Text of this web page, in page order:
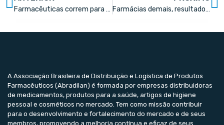
Farmacêuticas correm para criar suas próprias IAs generativas Farmácias demais, resultados de menos? Como a tecnologia pode virar o jogo
A Associação Brasileira de Distribuição e Logística de Produtos
Farmacêuticos (Abradilan) é formada por empresas distribuidoras
de medicamentos, produtos para a saúde, artigos de higiene
pessoal e cosméticos no mercado. Tem como missão contribuir
para o desenvolvimento e fortalecimento do mercado e de seus
membros, promovendo a melhoria contínua e eficaz de seus